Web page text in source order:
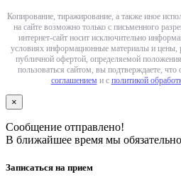
Копирование, тиражирование, а также иное
на сайте возможно только с письменного
интернет-сайт носит исключительно
условиях информационные материалы и цены,
публичной офертой, определяемой
пользоваться сайтом, вы подтверждаете, что
соглашением и с политикой
×
Сообщение отправлено!
В ближайшее время мы
Записаться на прием